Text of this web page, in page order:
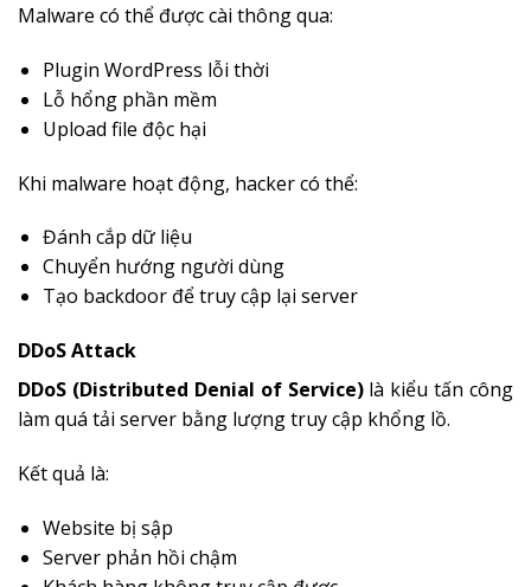
Malware có thể được cài thông qua:
Plugin WordPress lỗi thời
Lỗ hổng phần mềm
Upload file độc hại
Khi malware hoạt động, hacker có thể:
Đánh cắp dữ liệu
Chuyển hướng người dùng
Tạo backdoor để truy cập lại server
DDoS Attack
DDoS (Distributed Denial of Service)là kiểu tấn công
làm quá tải server bằng lượng truy cập khổng lồ.
Kết quả là:
Website bị sập
Server phản hồi chậm